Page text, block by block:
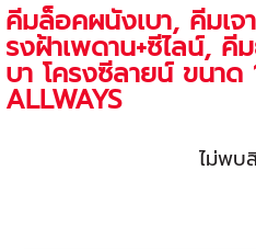
คีมล็อคผนังเบา, คีมเจ
รงฝ้าเพดาน+ซีไลน์, คี
บา โครงซีลายน์ ขนา
ALLWAYS
ไม่พบ